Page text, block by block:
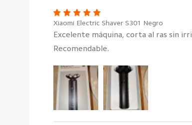
Xiaomi Electric Shaver S301 Negro
Excelente máquina, corta al ras sin
Recomendable.